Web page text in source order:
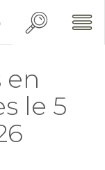
en
le 5